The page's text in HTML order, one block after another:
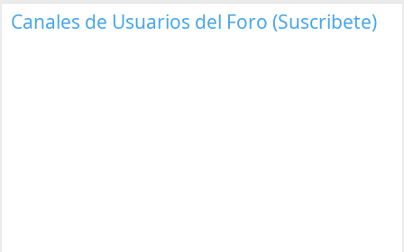
Canales de Usuarios del Foro (Suscribete)